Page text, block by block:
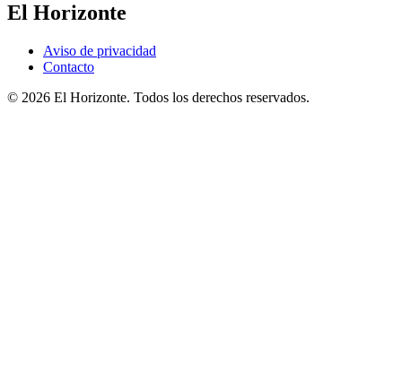
El Horizonte
Aviso de privacidad
Contacto
© 2026 El Horizonte. Todos los derechos reservados.